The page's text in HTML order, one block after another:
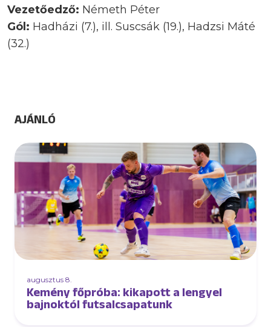
Vezetőedző: Németh Péter
Gól: Hadházi (7.), ill. Suscsák (19.), Hadzsi Máté
(32.)
AJÁNLÓ
augusztus 8.
Kemény főpróba: kikapott a lengyel
bajnoktól futsalcsapatunk